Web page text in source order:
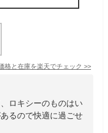
格と在庫を楽天でチェック >>
ロキシーのものはい
るので快適に過ごせ